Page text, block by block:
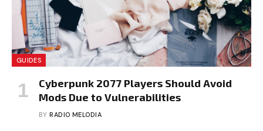
GUIDES
Cyberpunk 2077 Players Should Avoid
Mods Due to Vulnerabilities
BY RADIO MELODIA